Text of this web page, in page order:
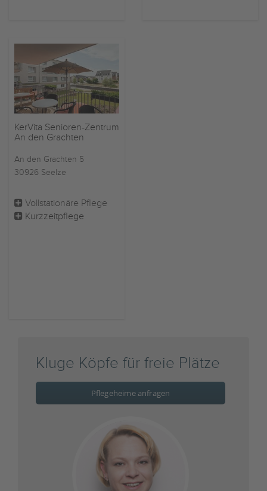
KerVita Senioren-Zentrum
An den Grachten
An den Grachten 5
30926 Seelze
Vollstationäre Pflege
Kurzzeitpflege
Kluge Köpfe für freie Plätze
Pflegeheime anfragen